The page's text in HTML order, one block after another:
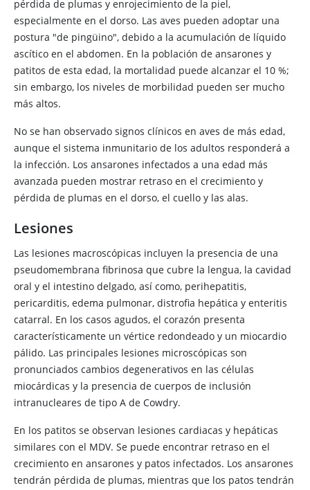
pérdida de plumas y enrojecimiento de la piel,
especialmente en el dorso. Las aves pueden adoptar una
postura "de pingüino", debido a la acumulación de líquido
ascítico en el abdomen. En la población de ansarones y
patitos de esta edad, la mortalidad puede alcanzar el 10 %;
sin embargo, los niveles de morbilidad pueden ser mucho
más altos.
No se han observado signos clínicos en aves de más edad,
aunque el sistema inmunitario de los adultos responderá a
la infección. Los ansarones infectados a una edad más
avanzada pueden mostrar retraso en el crecimiento y
pérdida de plumas en el dorso, el cuello y las alas.
Lesiones
Las lesiones macroscópicas incluyen la presencia de una
pseudomembrana fibrinosa que cubre la lengua, la cavidad
oral y el intestino delgado, así como, perihepatitis,
pericarditis, edema pulmonar, distrofia hepática y enteritis
catarral. En los casos agudos, el corazón presenta
característicamente un vértice redondeado y un miocardio
pálido. Las principales lesiones microscópicas son
pronunciados cambios degenerativos en las células
miocárdicas y la presencia de cuerpos de inclusión
intranucleares de tipo A de Cowdry.
En los patitos se observan lesiones cardiacas y hepáticas
similares con el MDV. Se puede encontrar retraso en el
crecimiento en ansarones y patos infectados. Los ansarones
tendrán pérdida de plumas, mientras que los patos tendrán